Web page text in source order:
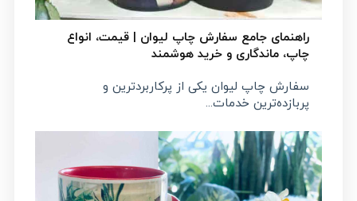
راهنمای جامع سفارش چاپ لیوان | قیمت، انواع
چاپ، ماندگاری و خرید هوشمند
سفارش چاپ لیوان یکی از پرکاربردترین و
پربازده‌ترین خدمات...